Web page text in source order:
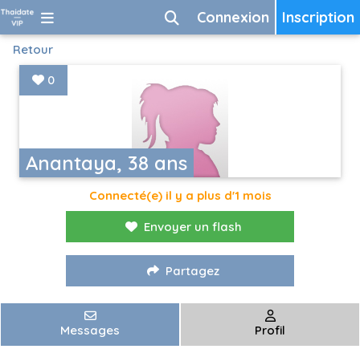
Inscription
Connexion
Retour
Anantaya, 38 ans
0
Connecté(e) il y a plus d'1 mois
Envoyer un flash
Partagez
Messages Profil